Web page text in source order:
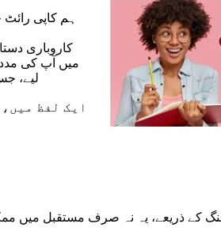
کاروباری
میں آپ کی مدد
لیے،
ایک لفظ
کے ذریعے، یہ نہ صرف مستقبل میں